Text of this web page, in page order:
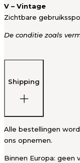
V – Vintage
Zichtbare
De conditie zoals
Shipping
Alle bestellingen
ons opnemen.
Binnen Europa: geen